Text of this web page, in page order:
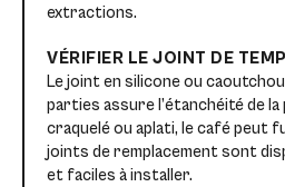
extractions.
VÉRIFIER LE JOINT DE
Le joint en silicone ou
parties assure l’étanchéité de la
craquelé ou aplati, le café peut
joints de remplacement sont
et faciles à installer.